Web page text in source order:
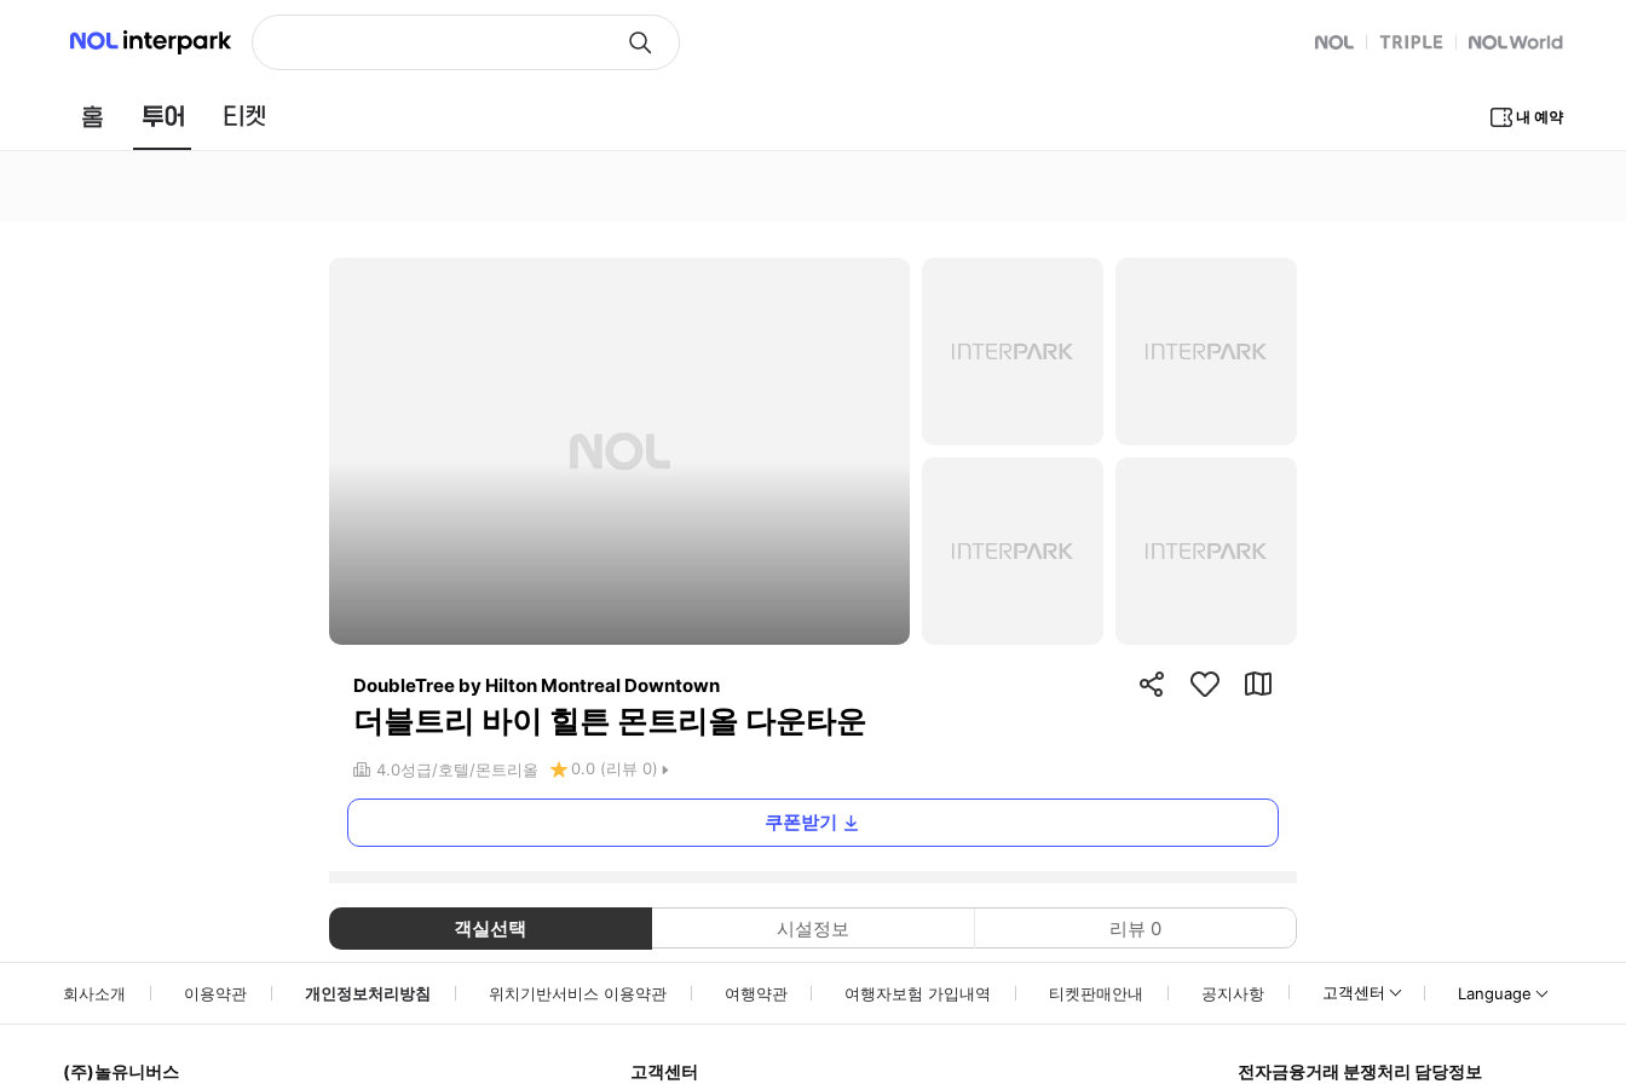
NOL 인터파크
NOL
트리플 Global Interpark
홈 투어 내 예약
DoubleTree by Hilton Montreal Downtown
더블트리 바이 힐튼 몬트리올 다운타운
4.0성급 호텔 몬트리올 0.0 (리뷰 0)
쿠폰받기
객실선택 시설정보 리뷰 0
회사소개 이용약관 개인정보처리방침 위치기반서비스 이용약관 여행약관 여행자보험 가입내역 티켓판매안내 공지사항 고객센터 Language
(주)놀유니버스 고객센터 전자금융거래 분쟁처리 담당정보